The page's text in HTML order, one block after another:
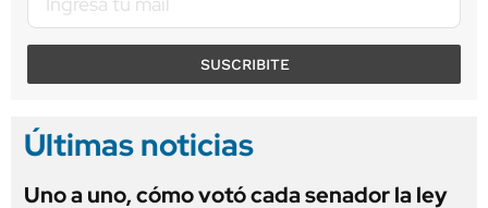
SUSCRIBITE
Últimas noticias
Uno a uno, cómo votó cada senador la ley